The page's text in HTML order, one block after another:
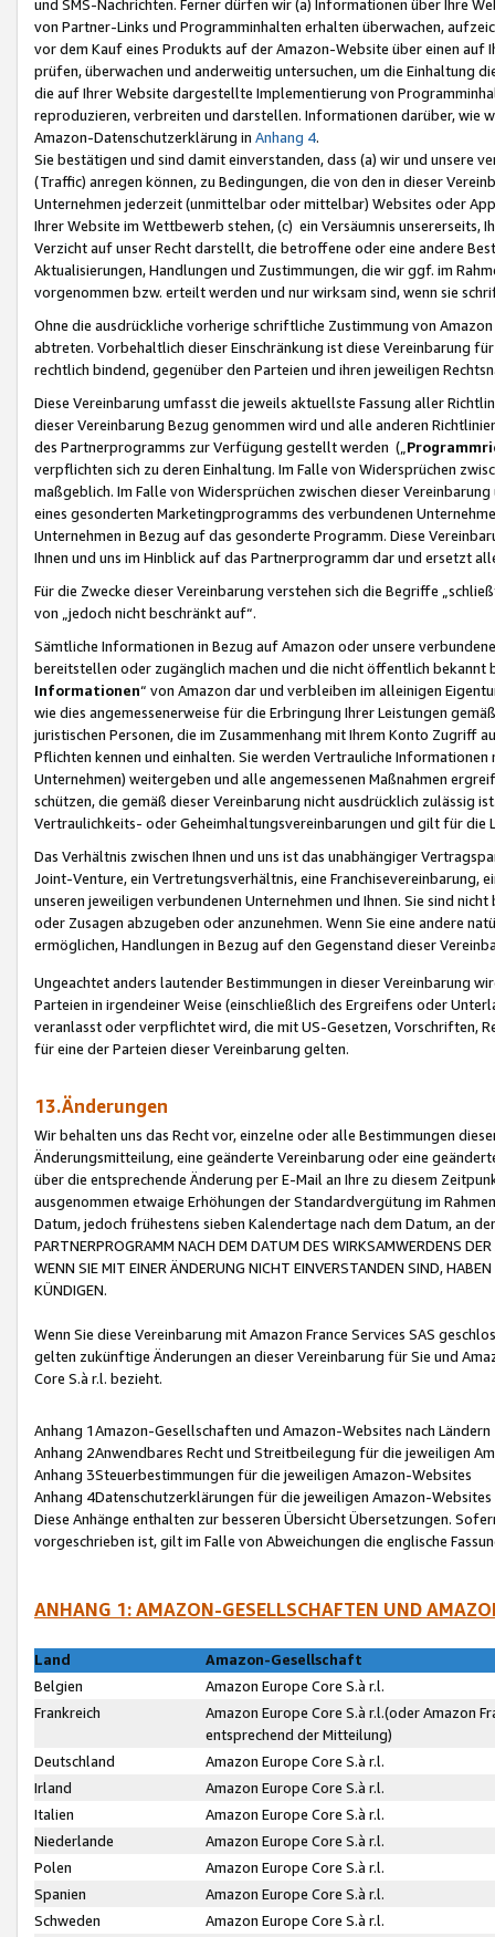
und SMS-Nachrichten. Ferner dürfen wir (a) Informationen über Ihre
von Partner-Links und Programminhalten erhalten überwachen,
vor dem Kauf eines Produkts auf der Amazon-Website über einen
prüfen, überwachen und anderweitig untersuchen, um die Einhaltung
die auf Ihrer Website dargestellte Implementierung von
reproduzieren, verbreiten und darstellen. Informationen darüber, wie
Amazon-Datenschutzerklärung in Anhang 4.
Sie bestätigen und sind damit einverstanden, dass (a) wir und
(Traffic) anregen können, zu Bedingungen, die von den in dieser
Unternehmen jederzeit (unmittelbar oder mittelbar) Websites oder
Ihrer Website im Wettbewerb stehen, (c) ein Versäumnis unsererseits,
Verzicht auf unser Recht darstellt, die betroffene oder eine andere
Aktualisierungen, Handlungen und Zustimmungen, die wir ggf. im
vorgenommen bzw. erteilt werden und nur wirksam sind, wenn sie
Ohne die ausdrückliche vorherige schriftliche Zustimmung von
abtreten. Vorbehaltlich dieser Einschränkung ist diese Vereinbarung
rechtlich bindend, gegenüber den Parteien und ihren jeweiligen
Diese Vereinbarung umfasst die jeweils aktuellste Fassung aller
dieser Vereinbarung Bezug genommen wird und alle anderen
des Partnerprogramms zur Verfügung gestellt werden („
verpflichten sich zu deren Einhaltung. Im Falle von Widersprüchen
maßgeblich. Im Falle von Widersprüchen zwischen dieser
eines gesonderten Marketingprogramms des verbundenen
Unternehmen in Bezug auf das gesonderte Programm. Diese
Ihnen und uns im Hinblick auf das Partnerprogramm dar und ersetzt
Für die Zwecke dieser Vereinbarung verstehen sich die Begriffe
von „jedoch nicht beschränkt auf“.
Sämtliche Informationen in Bezug auf Amazon oder unsere
bereitstellen oder zugänglich machen und die nicht öffentlich
Informationen“ von Amazon dar und verbleiben im alleinigen
wie dies angemessenerweise für die Erbringung Ihrer Leistungen
juristischen Personen, die im Zusammenhang mit Ihrem Konto
Pflichten kennen und einhalten. Sie werden Vertrauliche
Unternehmen) weitergeben und alle angemessenen Maßnahmen
schützen, die gemäß dieser Vereinbarung nicht ausdrücklich zulässig
Vertraulichkeits- oder Geheimhaltungsvereinbarungen und gilt für die
Das Verhältnis zwischen Ihnen und uns ist das unabhängiger
Joint-Venture, ein Vertretungsverhältnis, eine Franchisevereinbarung,
unseren jeweiligen verbundenen Unternehmen und Ihnen. Sie sind
oder Zusagen abzugeben oder anzunehmen. Wenn Sie eine andere
ermöglichen, Handlungen in Bezug auf den Gegenstand dieser
Ungeachtet anders lautender Bestimmungen in dieser Vereinbarung
Parteien in irgendeiner Weise (einschließlich des Ergreifens oder
veranlasst oder verpflichtet wird, die mit US-Gesetzen, Vorschriften,
für eine der Parteien dieser Vereinbarung gelten.
13.Änderungen
Wir behalten uns das Recht vor, einzelne oder alle Bestimmungen
Änderungsmitteilung, eine geänderte Vereinbarung oder eine
über die entsprechende Änderung per E-Mail an Ihre zu diesem
ausgenommen etwaige Erhöhungen der Standardvergütung im
Datum, jedoch frühestens sieben Kalendertage nach dem Datum, an
PARTNERPROGRAMM NACH DEM DATUM DES WIRKSAMWERDENS
WENN SIE MIT EINER ÄNDERUNG NICHT EINVERSTANDEN SIND,
KÜNDIGEN.
Wenn Sie diese Vereinbarung mit Amazon France Services SAS
gelten zukünftige Änderungen an dieser Vereinbarung für Sie und
Core S.à r.l. bezieht.
Anhang 1Amazon-Gesellschaften und Amazon-Websites nach Ländern
Anhang 2Anwendbares Recht und Streitbeilegung für die jeweiligen
Anhang 3Steuerbestimmungen für die jeweiligen Amazon-Websites
Anhang 4Datenschutzerklärungen für die jeweiligen Amazon-Websites
Diese Anhänge enthalten zur besseren Übersicht Übersetzungen.
vorgeschrieben ist, gilt im Falle von Abweichungen die englische
ANHANG 1: AMAZON-GESELLSCHAFTEN UND
Land
Amazon-Gesellschaft
Belgien
Amazon Europe Core S.à r.l.
Frankreich
Amazon Europe Core S.à r.l.(oder Amazon
entsprechend der Mitteilung)
Deutschland
Amazon Europe Core S.à r.l.
Irland
Amazon Europe Core S.à r.l.
Italien
Amazon Europe Core S.à r.l.
Niederlande
Amazon Europe Core S.à r.l.
Polen
Amazon Europe Core S.à r.l.
Spanien
Amazon Europe Core S.à r.l.
Schweden
Amazon Europe Core S.à r.l.